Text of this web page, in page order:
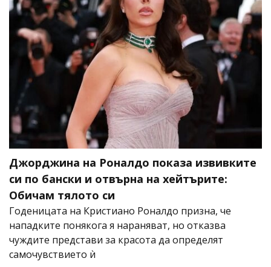
Джорджина на Роналдо показа извивките
си по бански и отвърна на хейтърите:
Обичам тялото си
Годеницата на Кристиано Роналдо призна, че
нападките понякога я нараняват, но отказва
чуждите представи за красота да определят
самочувствието ѝ